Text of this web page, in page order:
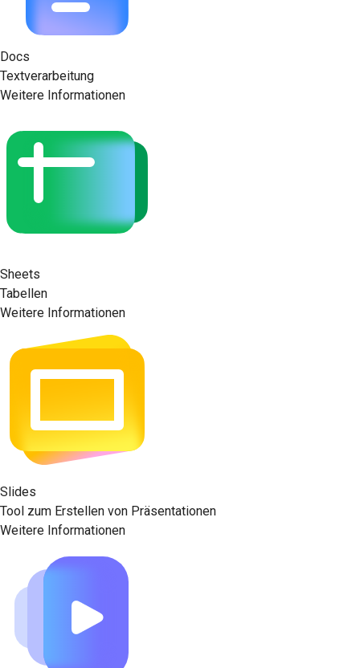
Docs
Textverarbeitung
Weitere Informationen
Sheets
Tabellen
Weitere Informationen
Slides
Tool zum Erstellen von Präsentationen
Weitere Informationen